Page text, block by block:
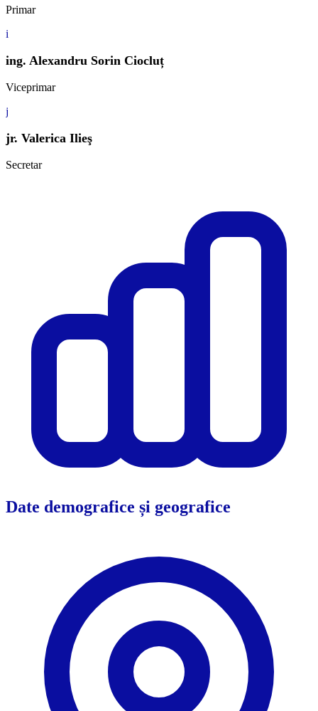
Primar
i
ing. Alexandru Sorin Ciocluț
Viceprimar
j
jr. Valerica Ilieş
Secretar
Date demografice și geografice